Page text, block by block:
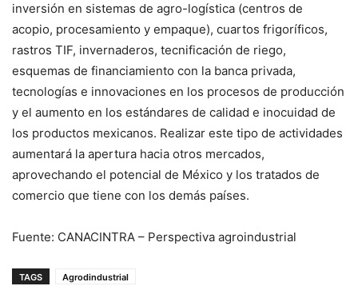
inversión en sistemas de agro-logística (centros de
acopio, procesamiento y empaque), cuartos frigoríficos,
rastros TIF, invernaderos, tecnificación de riego,
esquemas de financiamiento con la banca privada,
tecnologías e innovaciones en los procesos de producción
y el aumento en los estándares de calidad e inocuidad de
los productos mexicanos. Realizar este tipo de actividades
aumentará la apertura hacia otros mercados,
aprovechando el potencial de México y los tratados de
comercio que tiene con los demás países.
Fuente: CANACINTRA – Perspectiva agroindustrial
TAGS Agrodindustrial